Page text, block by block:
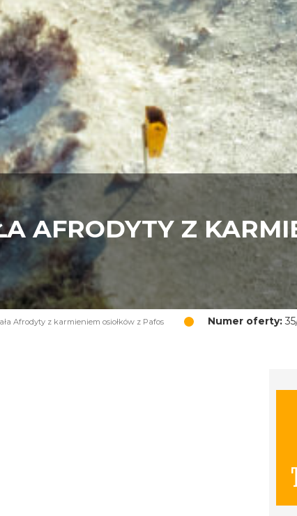
AFRODYTY Z
Afrodyty z karmieniem osiołków z Pafos Numer oferty: